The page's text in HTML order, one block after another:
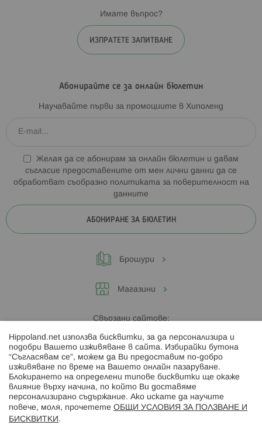
Имате въпрос?
ИЗПРАТЕТЕ ЗАПИТВАНЕ
Абонирайте се за онлайн бюлетин
Научавайте първи за промоциите в Хиполенд
Желая да се абонирам за онлайн бюлетин и давам
съгласие предоставените от мен лични данни да се
обработват съобразно политиката за поверителност на
данните
АБОНИРАНЕ ЗА БЮЛЕТИН
Брошури
Магазини
Свързани сайтове:
Hippoland.ro
Последвайте ни:
Hippoland.net използва бисквитки, за да персонализира и
подобри Вашето изживяване в сайта. Избирайки бутона
“Съгласявам се”, можем да Ви предоставим по-добро
изживяване по време на Вашето онлайн пазаруване.
Блокирането на определени типове бисквитки ще окаже
влияние върху начина, по който Ви доставяме
персонализирано съдържание. Ако искате да научите
повече, моля, прочетете ОБЩИ УСЛОВИЯ ЗА ПОЛЗВАНЕ И
БИСКВИТКИ .